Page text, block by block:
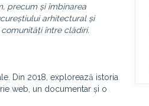
precum și îmbinarea
arhitectural și
între clădiri.
Din 2018, explorează istoria
web, un documentar și o